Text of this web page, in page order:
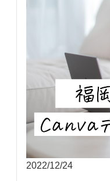
2022/12/24